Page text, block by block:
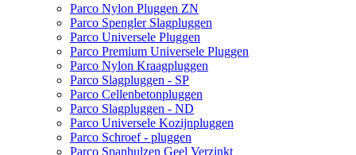
Parco Nylon Pluggen ZN
Parco Spengler Slagpluggen
Parco Universele Pluggen
Parco Premium Universele Pluggen
Parco Nylon Kraagpluggen
Parco Slagpluggen - SP
Parco Cellenbetonpluggen
Parco Slagpluggen - ND
Parco Universele Kozijnpluggen
Parco Schroef - pluggen
Parco Spanhulzen Geel Verzinkt